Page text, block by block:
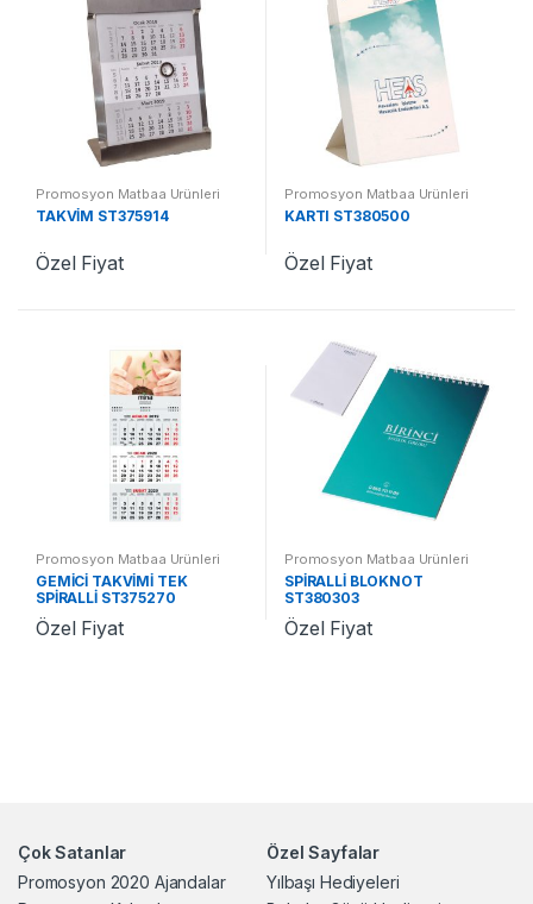
Promosyon Matbaa Ürünleri
TAKVİM ST375914
Özel Fiyat
Promosyon Matbaa Ürünleri
KARTI ST380500
Özel Fiyat
Promosyon Matbaa Ürünleri
GEMİCİ TAKVİMİ TEK
SPİRALLİ ST375270
Özel Fiyat
Promosyon Matbaa Ürünleri
SPİRALLİ BLOKNOT
ST380303
Özel Fiyat
Çok Satanlar
Promosyon 2020 Ajandalar
Özel Sayfalar
Yılbaşı Hediyeleri